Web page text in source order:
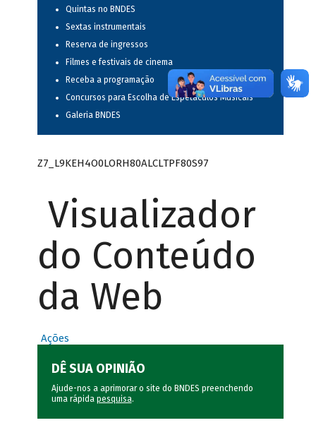
Quintas no BNDES
Sextas instrumentais
Reserva de ingressos
Filmes e festivais de cinema
Receba a programação
Concursos para Escolha de Espetáculos Musicais
Galeria BNDES
Z7_L9KEH4O0LORH80ALCLTPF80S97
Visualizador
do Conteúdo
da Web
Ações
DÊ SUA OPINIÃO
Ajude-nos a aprimorar o site do BNDES preenchendo
uma rápida pesquisa.